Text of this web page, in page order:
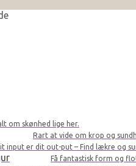
om skønhed lige her.
Rart at vide om krop og
input er dit out-put – Find lækre og
Få fantastisk form og